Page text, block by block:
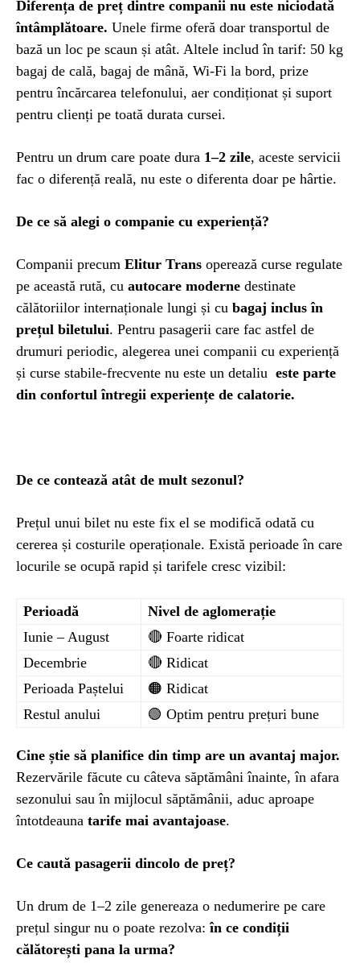
Diferența de preț dintre companii nu este niciodată
întâmplătoare. Unele firme oferă doar transportul de
bază un loc pe scaun și atât. Altele includ în tarif: 50 kg
bagaj de cală, bagaj de mână, Wi-Fi la bord, prize
pentru încărcarea telefonului, aer condiționat și suport
pentru clienți pe toată durata cursei.
Pentru un drum care poate dura 1–2 zile, aceste servicii
fac o diferență reală, nu este o diferenta doar pe hârtie.
De ce să alegi o companie cu experiență?
Companii precum Elitur Trans operează curse regulate
pe această rută, cu autocare moderne destinate
călătoriilor internaționale lungi și cu bagaj inclus în
prețul biletului. Pentru pasagerii care fac astfel de
drumuri periodic, alegerea unei companii cu experiență
și curse stabile-frecvente nu este un detaliu este parte
din confortul întregii experiențe de calatorie.
De ce contează atât de mult sezonul?
Prețul unui bilet nu este fix el se modifică odată cu
cererea și costurile operaționale. Există perioade în care
locurile se ocupă rapid și tarifele cresc vizibil:
Perioadă
Nivel de aglomerație
Iunie – August
🔴 Foarte ridicat
Decembrie
🔴 Ridicat
Perioada Paștelui
🟠 Ridicat
Restul anului
🟢 Optim pentru prețuri bune
Cine știe să planifice din timp are un avantaj major.
Rezervările făcute cu câteva săptămâni înainte, în afara
sezonului sau în mijlocul săptămânii, aduc aproape
întotdeauna tarife mai avantajoase.
Ce caută pasagerii dincolo de preț?
Un drum de 1–2 zile genereaza o nedumerire pe care
prețul singur nu o poate rezolva:în ce condiții
călătorești pana la urma?